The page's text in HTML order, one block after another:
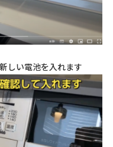
しい電池を入れます